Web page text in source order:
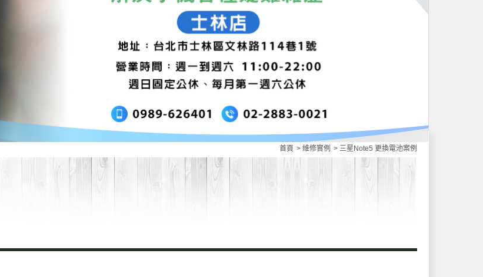
首頁 維修實例 三星Note5 更換電池案例